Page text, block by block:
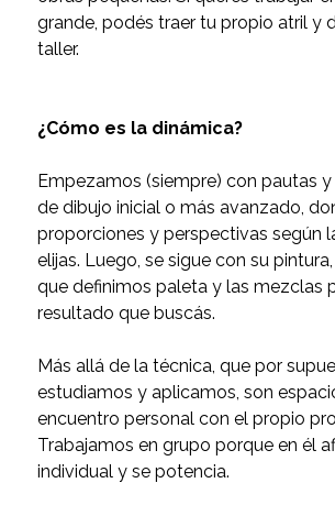
grande, podés traer tu propio atril y
taller.
¿Cómo es la dinámica?
Empezamos (siempre) con pautas
de dibujo inicial o más avanzado,
proporciones y perspectivas según
elijas. Luego, se sigue con su
que definimos paleta y las mezclas
resultado que buscás.
Más allá de la técnica, que por
estudiamos y aplicamos, son
encuentro personal con el propio
Trabajamos en grupo porque en él
individual y se potencia.